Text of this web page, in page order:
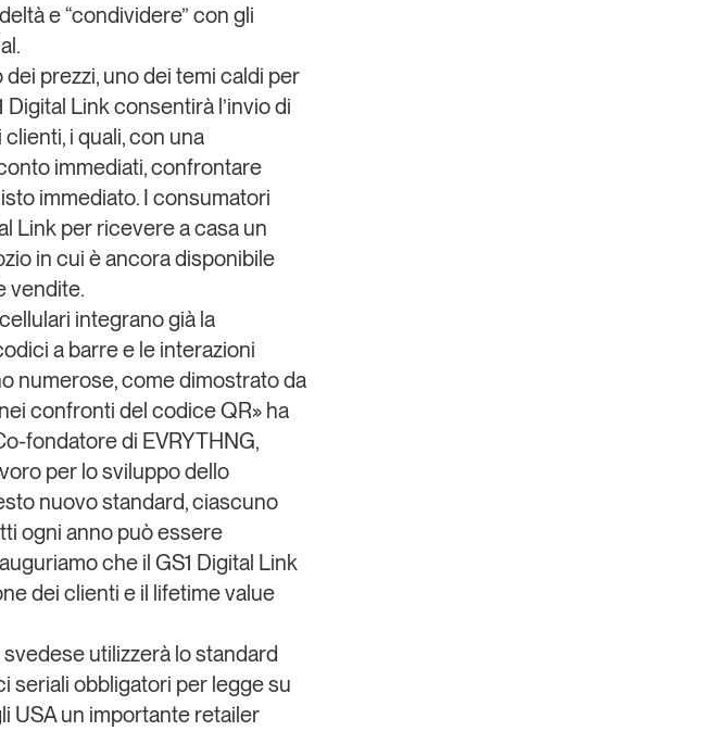
e “condividere” con gli
prezzi, uno dei temi caldi per
Link consentirà l’invio di
i quali, con una
immediati, confrontare
immediato. I consumatori
Link per ricevere a casa un
in cui è ancora disponibile
vendite.
integrano già la
a barre e le interazioni
numerose, come dimostrato da
confronti del codice QR» ha
fondatore di EVRYTHNG,
per lo sviluppo dello
nuovo standard, ciascuno
ogni anno può essere
che il GS1 Digital Link
dei clienti e il lifetime value
utilizzerà lo standard
seriali obbligatori per legge su
USA un importante retailer